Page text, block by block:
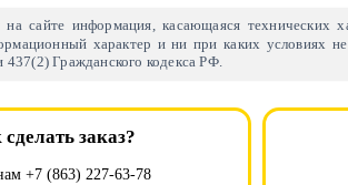
на сайте информация, касающаяся технических
характер и ни при каких условиях
Гражданского кодекса РФ.
заказ?
+7 (863) 227-63-78